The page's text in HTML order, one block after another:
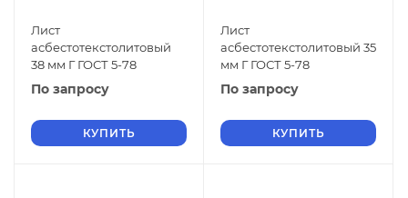
Лист
асбестотекстолитовый
38 мм Г ГОСТ 5-78
По запросу
КУПИТЬ
Лист
асбестотекстолитовый 35
мм Г ГОСТ 5-78
По запросу
КУПИТЬ